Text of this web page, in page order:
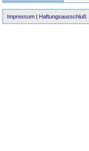
Impressum | Haftungsausschluß